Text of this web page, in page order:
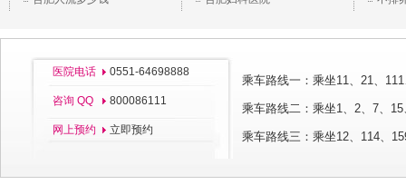
医院电话 0551-64698888
咨询 QQ 800086111
网上预约 立即预约
乘车路线一：乘坐11、21、
乘车路线二：乘坐1、2、7、
乘车路线三：乘坐12、114、